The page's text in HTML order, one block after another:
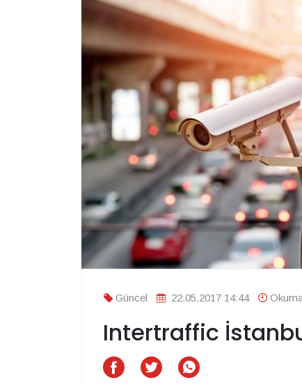
Güncel 22.05.2017 14:44
Intertraffic